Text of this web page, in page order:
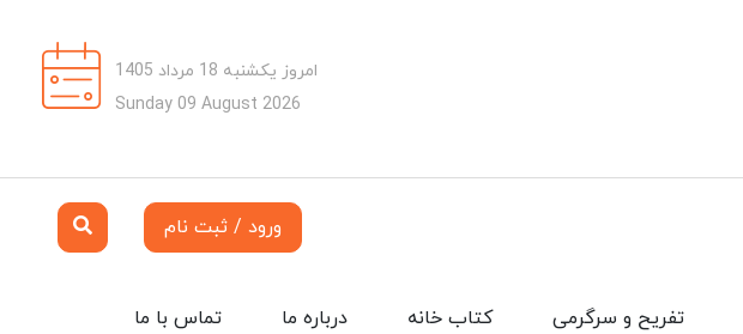
امروز یکشنبه 18 مرداد 1405
Sunday 09 August 2026
ورود / ثبت نام
تماس با ما درباره ما کتاب خانه تفریح و سرگرمی